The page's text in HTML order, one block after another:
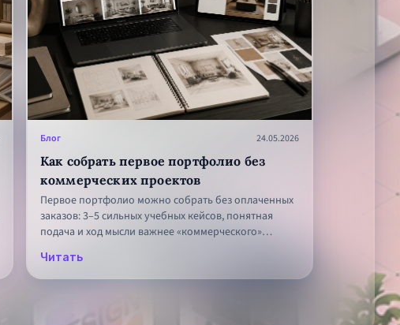
Блог 24.05.2026
Как собрать первое портфолио без
коммерческих проектов
Первое портфолио можно собрать без оплаченных
заказов: 3–5 сильных учебных кейсов, понятная
подача и ход мысли важнее «коммерческого»
Читать